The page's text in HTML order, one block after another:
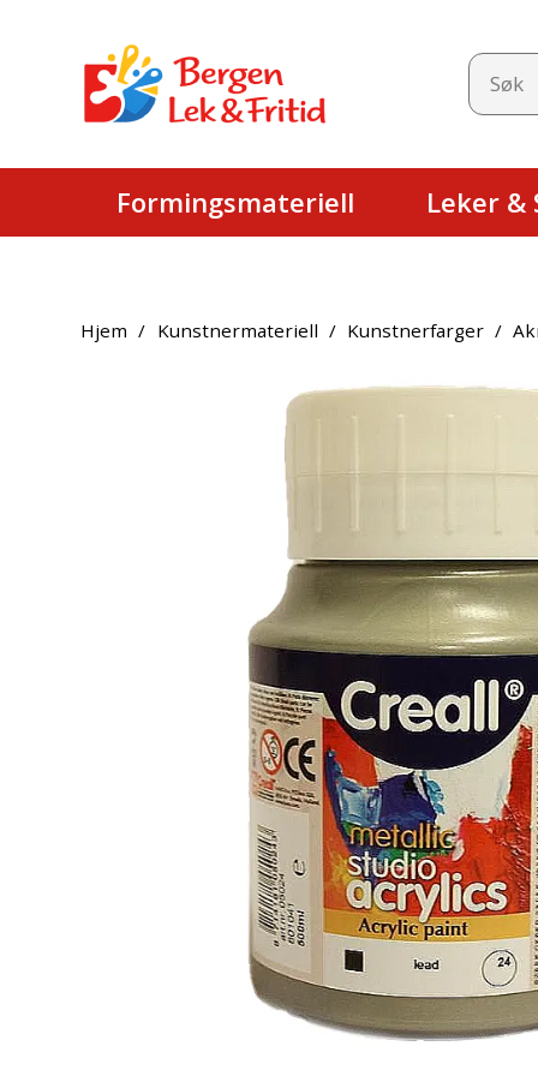
Formingsmateriell Leker &
Hjem / Kunstnermateriell / Kunstnerfarger /